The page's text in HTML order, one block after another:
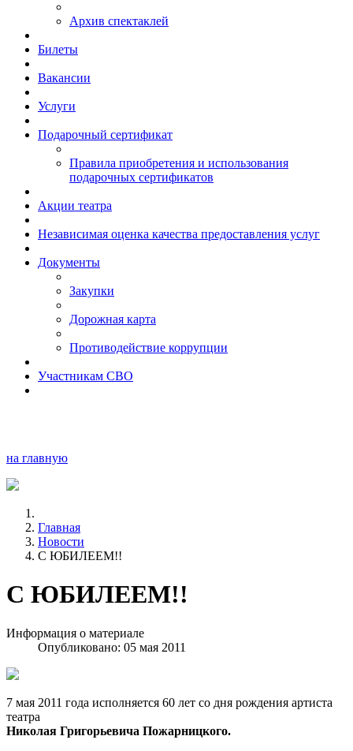
Архив спектаклей
Билеты
Вакансии
Услуги
Подарочный сертификат
Правила приобретения и использования
подарочных сертификатов
Акции театра
Независимая оценка качества предоставления услуг
Документы
Закупки
Дорожная карта
Противодействие коррупции
Участникам СВО
на главную
Главная
Новости
С ЮБИЛЕЕМ!!
С ЮБИЛЕЕМ!!
Информация о материале
Опубликовано: 05 мая 2011
7 мая 2011 года исполняется 60 лет со дня рождения артиста
театра
Николая Григорьевича Пожарницкого.